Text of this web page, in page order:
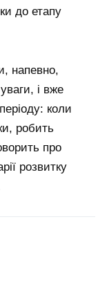
до етапу
напевно,
і вже
коли
робить
про
розвитку